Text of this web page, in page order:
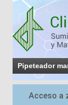
Pipeteador
Acceso a